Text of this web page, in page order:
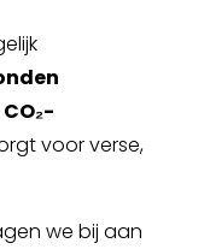
CO₂-
voorverse,
we bij aan